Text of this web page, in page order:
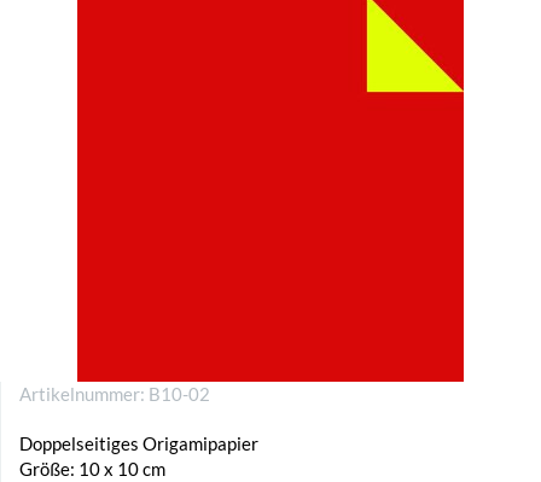
Artikelnummer: B10-02
Doppelseitiges Origamipapier
Größe: 10 x 10 cm